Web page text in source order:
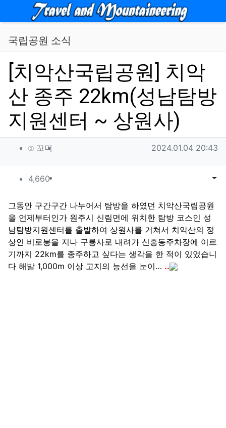
메뉴
국립공원 소식
[치악산국립공원] 치악
산 종주 22km(성남탐방
지원센터 ~ 상원사)
작성자 정보
꼬미 작성일
2024.01.04 20:43
컨텐츠 정보
4,660조회 목록게
본문
그동안 구간구간 나누어서 탐방을 하였던 치악산국립공원
을 언제부터인가 원주시 신림면에 위치한 탐방 코스인 성
남탐방지원센터를 출발하여 상원사를 거쳐서 치악산의 정
상인 비로봉을 지나 구룡사로 내려가 신흥동주차장에 이르
기까지 22km를 종주하고 싶다는 생각을 한 적이 있었습니
다 해발 1,000m 이상 고지의 능선을 눈이… ..